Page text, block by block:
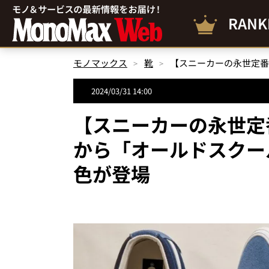
モノマックス 靴
2024/03/31 14:00
【スニーカーの永世
から「オールドスク
色が登場